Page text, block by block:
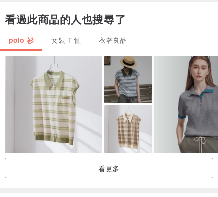
看過此商品的人也搜尋了
polo 衫 女裝 T 恤 衣著良品
看更多